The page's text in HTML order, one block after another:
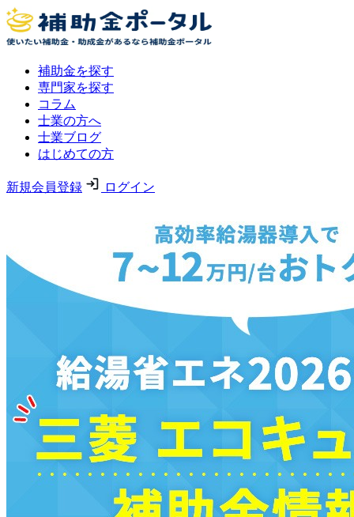
補助金を探す
専門家を探す
コラム
士業の方へ
士業ブログ
はじめての方
新規会員登録 ログイン